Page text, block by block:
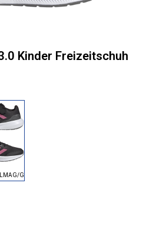
Kinder Freizeitschuh
GRESIX